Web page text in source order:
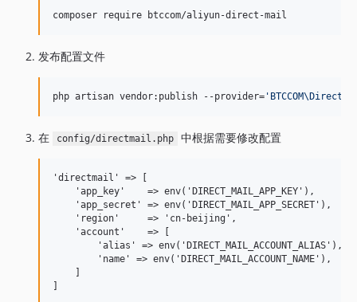
composer require btccom/aliyun-direct-mail
发布配置文件
php artisan vendor:publish --provider= '
在 config/directmail.php 中根据需要修改配置
'directmail' => [
    'app_key'    => env('DIRECT_MAIL_APP_KEY'),
    'app_secret' => env('DIRECT_MAIL_APP_SECRET'),
    'region'     => 'cn-beijing',
    'account'    => [
        'alias' => env('DIRECT_MAIL_ACCOUNT_ALIAS'),
        'name' => env('DIRECT_MAIL_ACCOUNT_NAME'),